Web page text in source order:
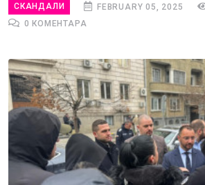
СКАНДАЛИ FEBRUARY 05, 2025
0 КОМЕНТАРА